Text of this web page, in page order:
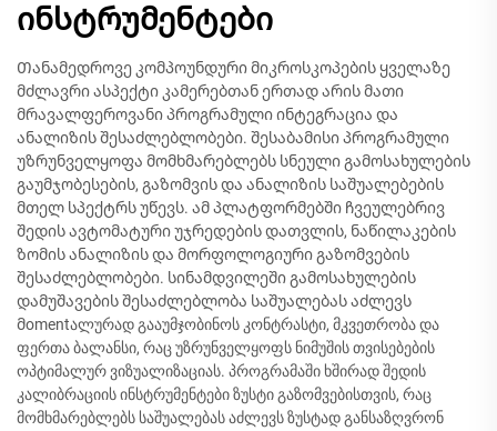
ინსტრუმენტები
Თანამედროვე კომპოუნდური მიკროსკოპების ყველაზე
მძლავრი ასპექტი კამერებთან ერთად არის მათი
მრავალფეროვანი პროგრამული ინტეგრაცია და
ანალიზის შესაძლებლობები. შესაბამისი პროგრამული
უზრუნველყოფა მომხმარებლებს სნეული გამოსახულების
გაუმჯობესების, გაზომვის და ანალიზის საშუალებების
მთელ სპექტრს უწევს. ამ პლატფორმებში ჩვეულებრივ
შედის ავტომატური უჯრედების დათვლის, ნაწილაკების
ზომის ანალიზის და მორფოლოგიური გაზომვების
შესაძლებლობები. სინამდვილეში გამოსახულების
დამუშავების შესაძლებლობა საშუალებას აძლევს
მomentალურად გააუმჯობინოს კონტრასტი, მკვეთრობა და
ფერთა ბალანსი, რაც უზრუნველყოფს ნიმუშის თვისებების
ოპტიმალურ ვიზუალიზაციას. პროგრამაში ხშირად შედის
კალიბრაციის ინსტრუმენტები ზუსტი გაზომვებისთვის, რაც
მომხმარებლებს საშუალებას აძლევს ზუსტად განსაზღვრონ